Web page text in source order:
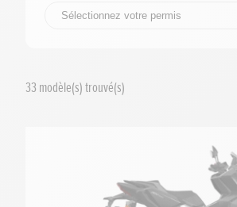
33 modèle(s) trouvé(s)